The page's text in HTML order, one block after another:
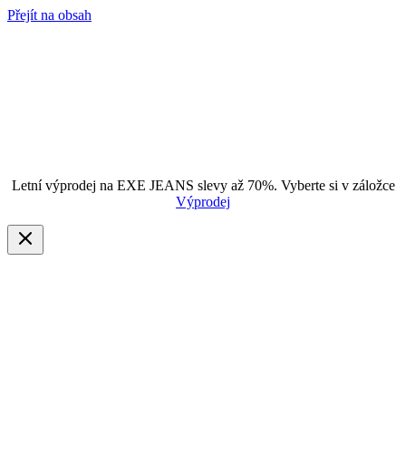
Přejít na obsah
Letní výprodej na EXE JEANS slevy až 70%. Vyberte si v záložce
Výprodej